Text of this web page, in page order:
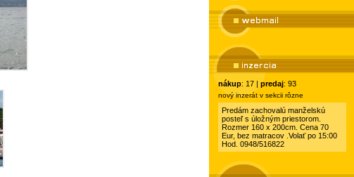
nákup: 17 | predaj: 93
nový inzerát v sekcii rôzne
Predám zachovalú manželskú
posteľ s úložným priestorom.
Rozmer 160 x 200cm. Cena 70
Eur, bez matracov .Volať po 15:00
Hod. 0948/516822